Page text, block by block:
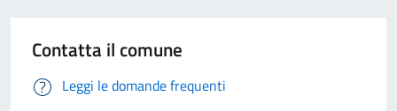
Contatta il comune
Leggi le domande frequenti